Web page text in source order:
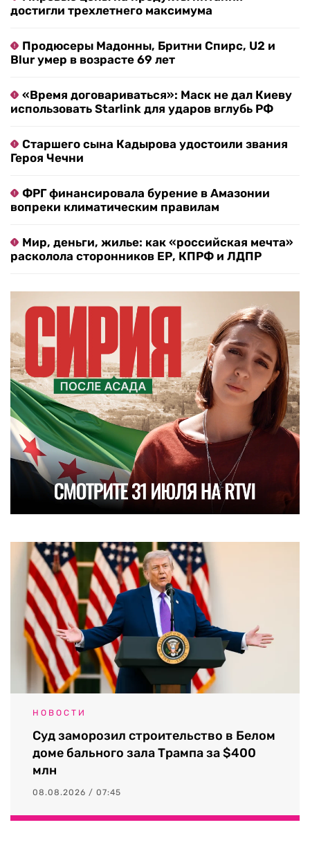
достигли трехлетнего максимума
Продюсеры Мадонны, Бритни Спирс, U2 и
Blur умер в возрасте 69 лет
«Время договариваться»: Маск не дал Киеву
использовать Starlink для ударов вглубь РФ
Старшего сына Кадырова удостоили звания
Героя Чечни
ФРГ финансировала бурение в Амазонии
вопреки климатическим правилам
Мир, деньги, жилье: как «российская мечта»
расколола сторонников ЕР, КПРФ и ЛДПР
НОВОСТИ
Суд заморозил строительство в Белом
доме бального зала Трампа за $400
млн
08.08.2026 / 07:45